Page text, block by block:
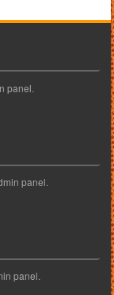
panel.
panel.
panel.